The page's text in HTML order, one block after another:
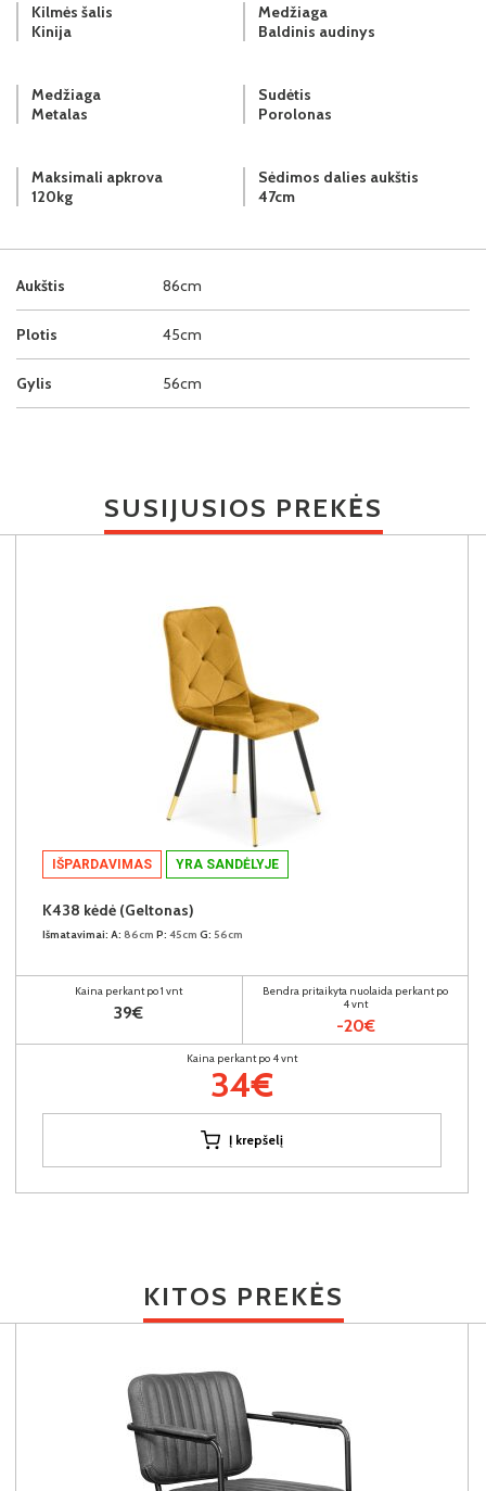
Aukštis 86cm
Plotis 45cm
Gylis 56cm
Kilmės šalis
Kinija
Medžiaga
Baldinis audinys
Medžiaga
Metalas
Sudėtis
Porolonas
Maksimali apkrova
120kg
Sėdimos dalies aukštis
47cm
SUSIJUSIOS PREKĖS
IŠPARDAVIMAS YRA SANDĖLYJE
K438 kėdė (Geltonas)
Išmatavimai: A: 86cm P: 45cm G: 56cm
Kaina perkant po 1 vnt
39€
Bendra pritaikyta nuolaida perkant po
4 vnt
-20€
Kaina perkant po 4 vnt
34€
Į krepšelį
KITOS PREKĖS